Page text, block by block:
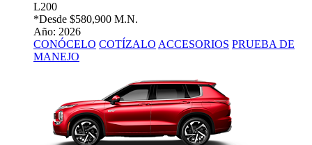
L200
*Desde $580,900 M.N.
Año: 2026
CONÓCELO COTÍZALO ACCESORIOS PRUEBA DE
MANEJO